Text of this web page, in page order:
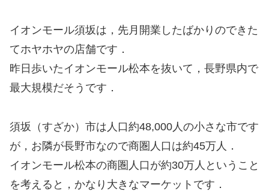
イオンモール須坂は，先月開業したばかりのできた
てホヤホヤの店舗です．
昨日歩いたイオンモール松本を抜いて，長野県内で
最大規模だそうです．
須坂（すざか）市は人口約48,000人の小さな市です
が，お隣が長野市なので商圏人口は約45万人．
イオンモール松本の商圏人口が約30万人ということ
を考えると，かなり大きなマーケットです．